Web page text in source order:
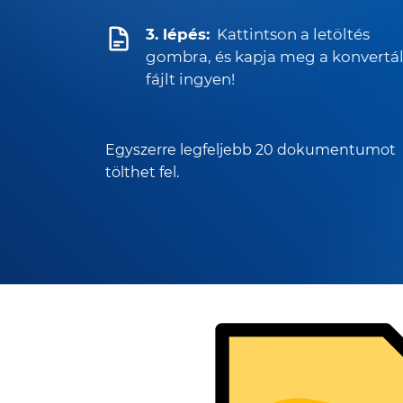
3. lépés: Kattintson a letöltés
gombra, és kapja meg a
fájlt ingyen!
Egyszerre legfeljebb 20 dokumentumot
tölthet fel.